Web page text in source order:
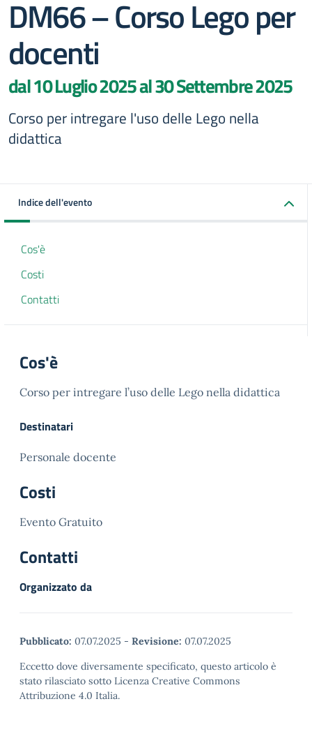
DM66 – Corso Lego per
docenti
dal 10 Luglio 2025 al 30 Settembre 2025
Corso per intregare l'uso delle Lego nella
didattica
Indice dell'evento
Cos'è
Costi
Contatti
Cos'è
Corso per intregare l’uso delle Lego nella didattica
Destinatari
Personale docente
Costi
Evento Gratuito
Contatti
Organizzato da
Pubblicato: 07.07.2025 - Revisione: 07.07.2025
Eccetto dove diversamente specificato, questo articolo è
stato rilasciato sotto Licenza Creative Commons
Attribuzione 4.0 Italia.